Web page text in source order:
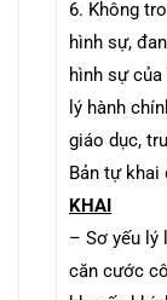
6. Không
hình sự,
hình sự của
lý hành
giáo dục,
Bản tự khai
KHAI
– Sơ yếu lý
căn cước